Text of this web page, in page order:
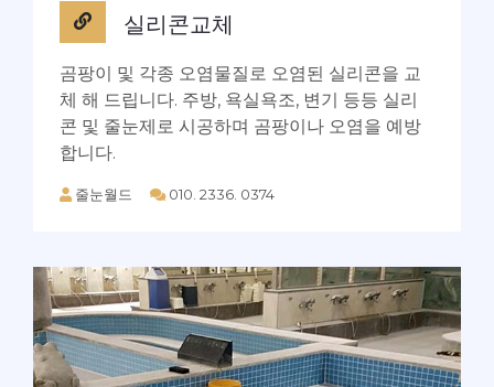
실리콘교체
곰팡이 및 각종 오염물질로 오염된 실리콘을 교
체 해 드립니다. 주방, 욕실욕조, 변기 등등 실리
콘 및 줄눈제로 시공하며 곰팡이나 오염을 예방
합니다.
줄눈월드 010. 2336. 0374